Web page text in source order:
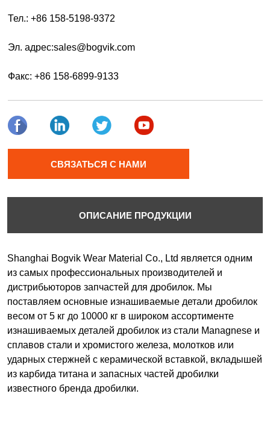
Тел.: +86 158-5198-9372
Эл. адрес:sales@bogvik.com
Факс: +86 158-6899-9133
СВЯЗАТЬСЯ С НАМИ
ОПИСАНИЕ ПРОДУКЦИИ